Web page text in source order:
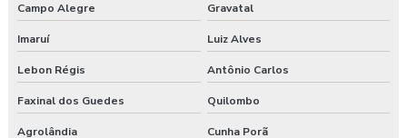
Projetos de estruturas metálicas
Reforço estrutural residencial
Simulação acústica
Campo Alegre Gravatal
Imaruí Luiz Alves
Lebon Régis Antônio Carlos
Faxinal dos Guedes Quilombo
Agrolândia Cunha Porã